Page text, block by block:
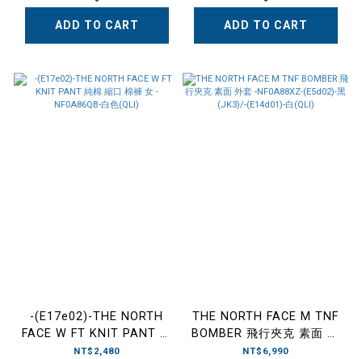
-NF0A7WLU-7IL
ADD TO CART ADD TO CART
-(E17e02)-THE NORTH
FACE W FT KNIT PANT 純
棉 縮口 棉褲 女 -
NT$2,480
THE NORTH FACE M TNF
BOMBER 飛行夾克 素面 外
套 -NF0A88XZ-(E5d02)-黑
NT$6,990